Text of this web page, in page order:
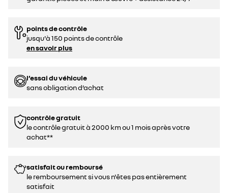
points de contrôle
jusqu'à 150 points de contrôle
en savoir plus
l’essai du véhicule
sans obligation d’achat
contrôle gratuit
le contrôle gratuit à 2000 km ou 1 mois après votre
achat**
satisfait ou remboursé
le remboursement si vous n'êtes pas entièrement
satisfait